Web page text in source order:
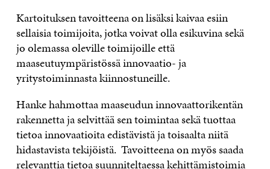
Kartoituksen tavoitteena on lisäksi kaivaa esiin
sellaisia toimijoita, jotka voivat olla esikuvina sekä
jo olemassa oleville toimijoille että
maaseutuympäristössä innovaatio- ja
yritystoiminnasta kiinnostuneille.
Hanke hahmottaa maaseudun innovaattorikentän
rakennetta ja selvittää sen toimintaa sekä tuottaa
tietoa innovaatioita edistävistä ja toisaalta niitä
hidastavista tekijöistä. Tavoitteena on myös saada
relevanttia tietoa suunniteltaessa kehittämistoimia